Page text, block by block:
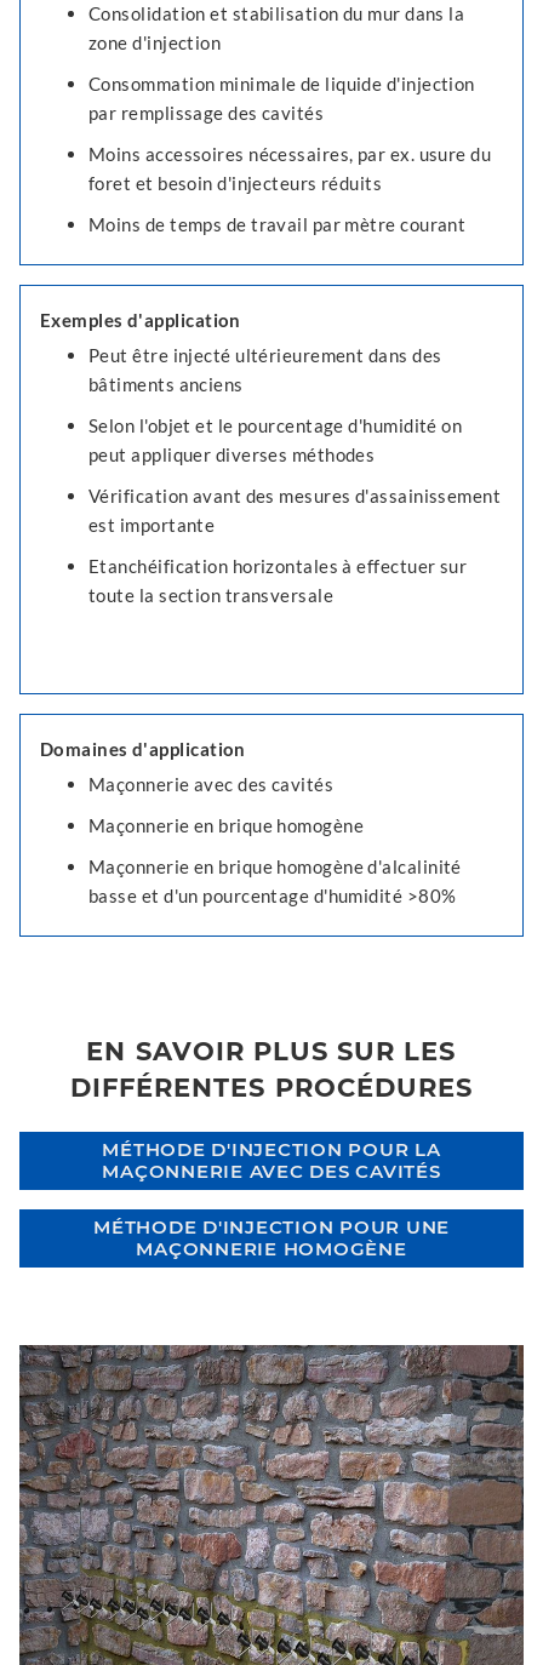
Consolidation et stabilisation du mur dans la
zone d'injection
Consommation minimale de liquide d'injection
par remplissage des cavités
Moins accessoires nécessaires, par ex. usure du
foret et besoin d'injecteurs réduits
Moins de temps de travail par mètre courant
Exemples d'application
Peut être injecté ultérieurement dans des
bâtiments anciens
Selon l'objet et le pourcentage d'humidité on
peut appliquer diverses méthodes
Vérification avant des mesures d'assainissement
est importante
Etanchéification horizontales à effectuer sur
toute la section transversale
Domaines d'application
Maçonnerie avec des cavités
Maçonnerie en brique homogène
Maçonnerie en brique homogène d'alcalinité
basse et d'un pourcentage d'humidité >80%
EN SAVOIR PLUS SUR LES
DIFFÉRENTES PROCÉDURES
MÉTHODE D'INJECTION POUR LA
MAÇONNERIE AVEC DES CAVITÉS
MÉTHODE D'INJECTION POUR UNE
MAÇONNERIE HOMOGÈNE